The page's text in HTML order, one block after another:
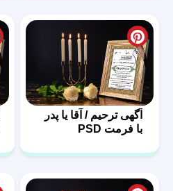
آگهی ترحیم / آقا یا پدر
با فرمت PSD